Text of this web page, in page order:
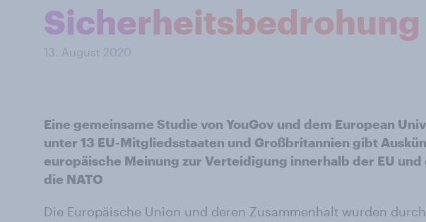
Sicherheitsbedrohung
13. August 2020
Eine gemeinsame Studie von YouGov und dem European
unter 13 EU-Mitgliedsstaaten und Großbritannien gibt
europäische Meinung zur Verteidigung innerhalb der EU und
die NATO
Die Europäische Union und deren Zusammenhalt wurden